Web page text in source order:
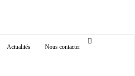
Actualités Nous contacter